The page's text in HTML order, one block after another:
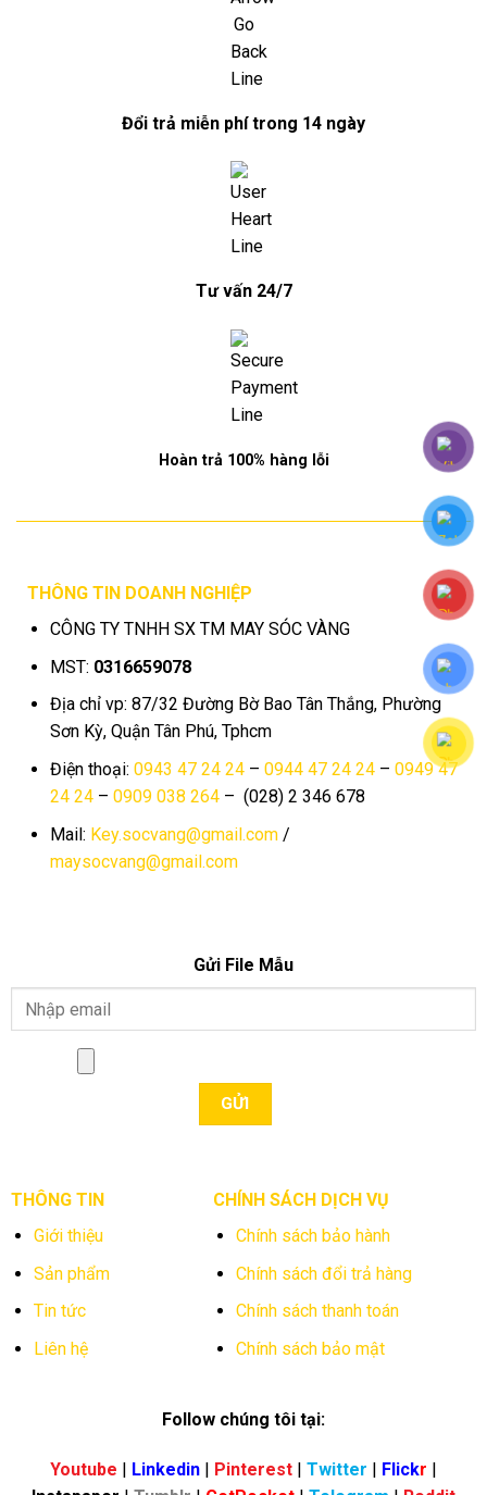
Đổi trả miễn phí trong 14 ngày
Tư vấn 24/7
Hoàn trả 100% hàng lỗi
THÔNG TIN DOANH NGHIỆP
CÔNG TY TNHH SX TM MAY SÓC VÀNG
MST: 0316659078
Địa chỉ vp: 87/32 Đường Bờ Bao Tân Thắng, Phường
Sơn Kỳ, Quận Tân Phú, Tphcm
Điện thoại: 0943 47 24 24– 0944 47 24 24– 0949 47
24 24– 0909 038 264– (028) 2 346 678
Mail: Key.socvang@gmail.com/
maysocvang@gmail.com
Gửi File Mẫu
THÔNG TIN
Giới thiệu
Sản phẩm
Tin tức
Liên hệ
CHÍNH SÁCH DỊCH VỤ
Chính sách bảo hành
Chính sách đổi trả hàng
Chính sách thanh toán
Chính sách bảo mật
Follow chúng tôi tại:
Youtube | Linkedin | Pinterest | Twitter | Flickr |